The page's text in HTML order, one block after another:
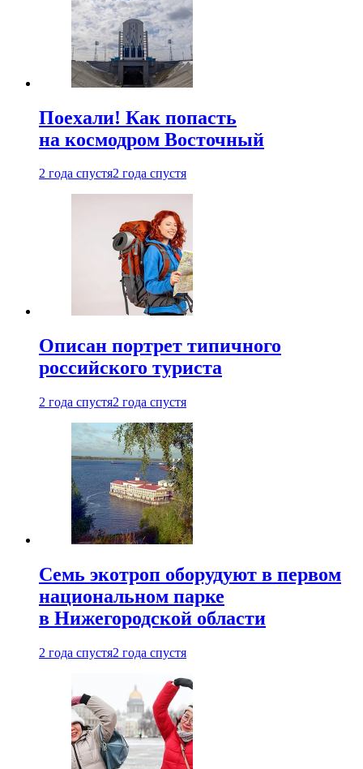
Поехали! Как попасть
на космодром Восточный
2 года спустя2 года спустя
Описан портрет типичного
российского туриста
2 года спустя2 года спустя
Семь экотроп оборудуют в первом
национальном парке
в Нижегородской области
2 года спустя2 года спустя